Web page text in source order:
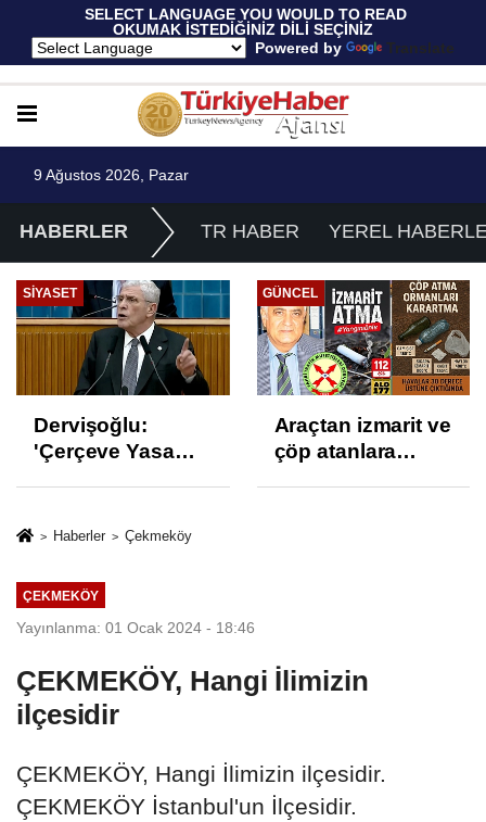
SELECT LANGUAGE YOU WOULD TO READ
OKUMAK İSTEDİĞİNİZ DİLİ SEÇİNİZ
Powered by
Translate
9 Ağustos 2026, Pazar
HABERLER TR HABER YEREL
SIYASET
Dervişoğlu:
'Çerçeve Yasa
ve İhanet
GÜNCEL
Araçtan izmarit ve
çöp atanlara
Haberler Çekmeköy
ÇEKMEKÖY
Yayınlanma: 01 Ocak 2024 - 18:46
ÇEKMEKÖY, Hangi İlimizin
ilçesidir
ÇEKMEKÖY, Hangi İlimizin ilçesidir.
ÇEKMEKÖY İstanbul'un İlçesidir.